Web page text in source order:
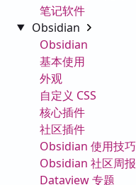
笔记软件
Obsidian
Obsidian
基本使用
外观
自定义 CSS
核心插件
社区插件
Obsidian 使用技巧
Obsidian 社区周报
Dataview 专题